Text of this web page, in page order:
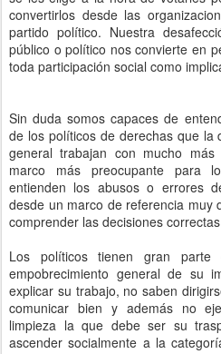
convertirlos desde las
partido político. Nuestra
público o político nos convierte en
toda participación social como
Sin duda somos capaces de
de los políticos de derechas que la
general trabajan con mucho
marco más preocupante para
entienden los abusos o errores
desde un marco de referencia muy
comprender las decisiones
Los políticos tienen gran parte
empobrecimiento general de su
explicar su trabajo, no saben
comunicar bien y además no
limpieza la que debe ser su
ascender socialmente a la